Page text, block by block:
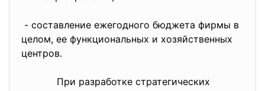
- составление ежегодного бюджета фирмы в
целом, ее функциональных и хозяйственных
центров.
При разработке стратегических